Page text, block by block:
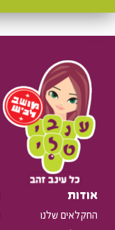
אודות
החקלאים שלנו